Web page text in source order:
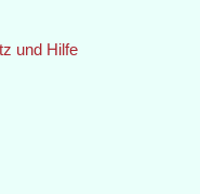
und Hilfe